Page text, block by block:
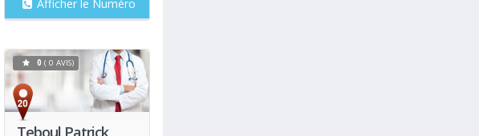
Afficher le Numéro
Teboul Patrick
Voir
0 ( 0 AVIS)